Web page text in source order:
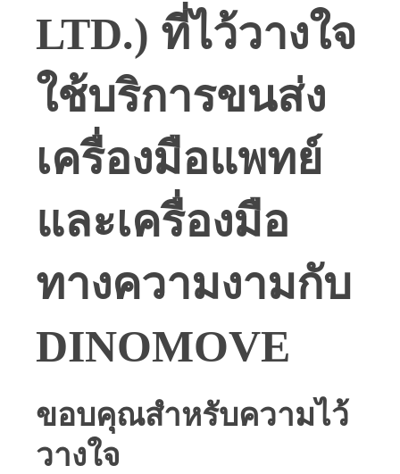
LTD.) ที่ไว้วางใจ
ใช้บริการขนส่ง
เครื่องมือแพทย์
และเครื่องมือ
ทางความงามกับ
DINOMOVE
ขอบคุณสำหรับความไว้
วางใจ